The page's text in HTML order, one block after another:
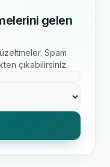
gelen
Spam
çıkabilirsiniz.